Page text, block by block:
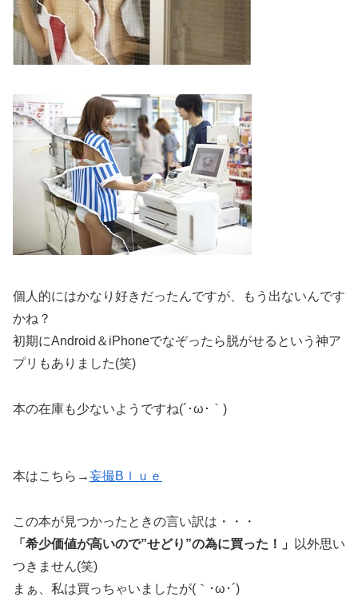
個人的にはかなり好きだったんですが、もう出ないんです
かね？
初期にAndroid＆iPhoneでなぞったら脱がせるという神ア
プリもありました(笑)
本の在庫も少ないようですね(´･ω･｀)
本はこちら→妄撮Bｌｕｅ
この本が見つかったときの言い訳は・・・
「希少価値が高いので”せどり”の為に買った！」
以外思い
つきません(笑)
まぁ、私は買っちゃいましたが(｀･ω･´)